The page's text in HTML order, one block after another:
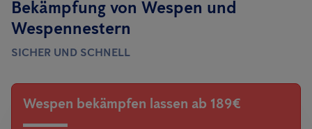
Bekämpfung von Wespen und
Wespennestern
SICHER UND SCHNELL
Wespen bekämpfen lassen ab 189€